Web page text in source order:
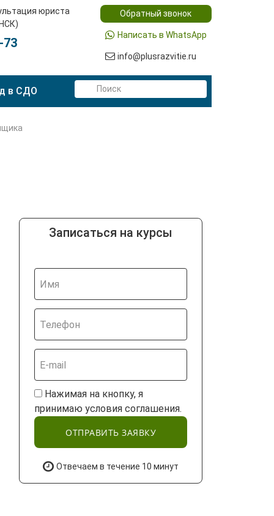
юриста
73
Обратный звонок
Написать в WhatsApp
info@plusrazvitie.ru
в СДО
Записаться на курсы
Нажимая на кнопку, я
принимаю условия соглашения.
ОТПРАВИТЬ ЗАЯВКУ
Отвечаем в течение 10 минут